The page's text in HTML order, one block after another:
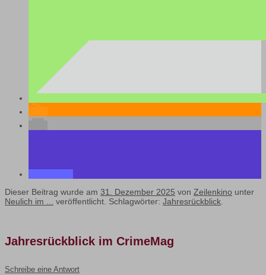
Dieser Beitrag wurde am 31. Dezember 2025 von Zeilenkino unter
Neulich im ... veröffentlicht. Schlagwörter: Jahresrückblick.
Jahresrückblick im CrimeMag
Schreibe eine Antwort